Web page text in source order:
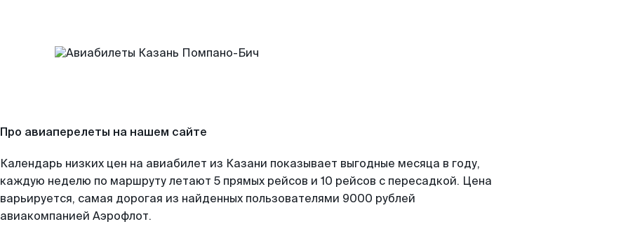
Про авиаперелеты на нашем сайте
Календарь низких цен на авиабилет из Казани показывает выгодные месяца в году,
каждую неделю по маршруту летают 5 прямых рейсов и 10 рейсов с пересадкой. Цена
варьируется, самая дорогая из найденных пользователями 9000 рублей
авиакомпанией Аэрофлот.